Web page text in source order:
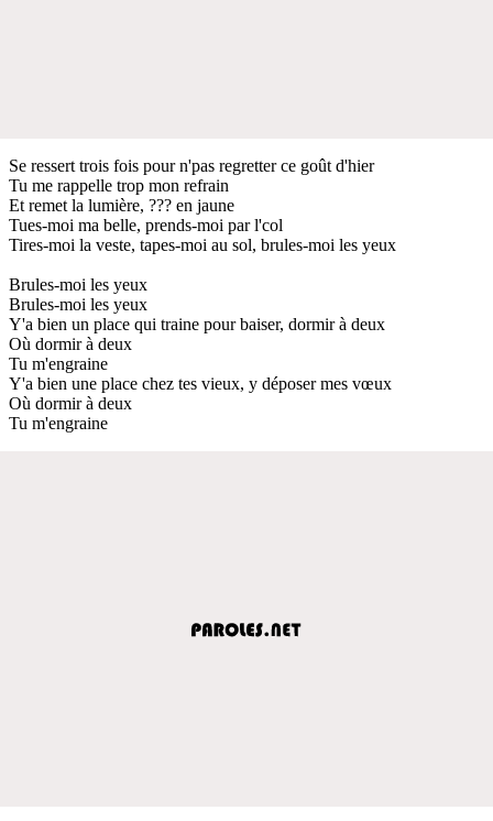
Se ressert trois fois pour n'pas regretter ce goût d'hier
Tu me rappelle trop mon refrain
Et remet la lumière, ??? en jaune
Tues-moi ma belle, prends-moi par l'col
Tires-moi la veste, tapes-moi au sol, brules-moi les yeux
Brules-moi les yeux
Brules-moi les yeux
Y'a bien un place qui traine pour baiser, dormir à deux
Où dormir à deux
Tu m'engraine
Y'a bien une place chez tes vieux, y déposer mes vœux
Où dormir à deux
Tu m'engraine